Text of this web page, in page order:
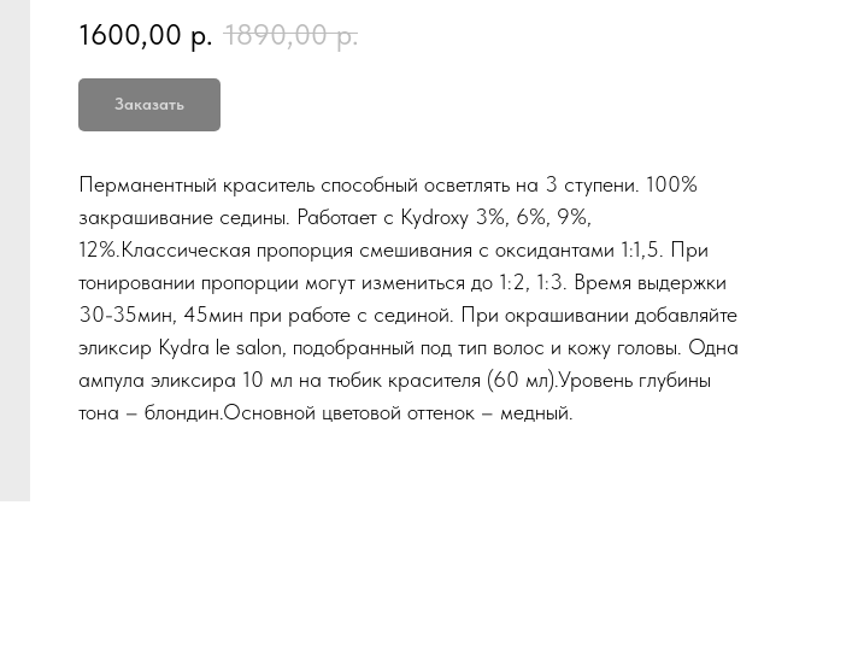
1600,00 р. 1890,00 р.
Заказать
Перманентный краситель способный осветлять на 3 ступени. 100%
закрашивание седины. Работает с Kydroxy 3%, 6%, 9%,
12%.Классическая пропорция смешивания с оксидантами 1:1,5. При
тонировании пропорции могут измениться до 1:2, 1:3. Время выдержки
30-35мин, 45мин при работе с сединой. При окрашивании добавляйте
эликсир Kydra le salon, подобранный под тип волос и кожу головы. Одна
ампула эликсира 10 мл на тюбик красителя (60 мл).Уровень глубины
тона – блондин.Основной цветовой оттенок – медный.